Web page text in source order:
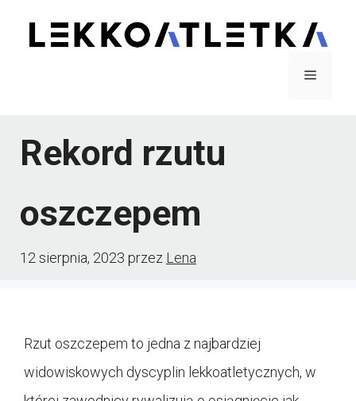
Menu
Rekord rzutu
oszczepem
12 sierpnia, 2023 przez Lena
Rzut oszczepem to jedna z najbardziej
widowiskowych dyscyplin lekkoatletycznych, w